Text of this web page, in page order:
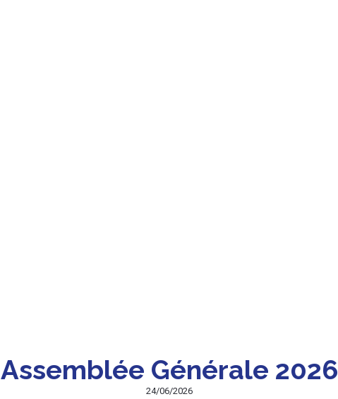
Assemblée Générale 2026
24/06/2026